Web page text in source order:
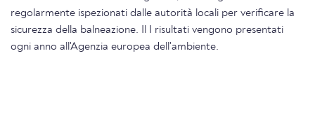
regolarmente ispezionati dalle autorità locali per verificare la
sicurezza della balneazione. Il I risultati vengono presentati
ogni anno all'Agenzia europea dell'ambiente.